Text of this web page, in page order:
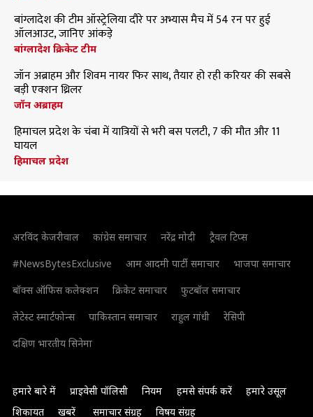
बांग्लादेश की टीम ऑस्ट्रेलिया दौरे पर अभ्यास मैच में 54 रन पर हुई
ऑलआउट, जानिए आंकड़े
बांग्लादेश क्रिकेट टीम
जॉन अब्राहम और शिवम नायर फिर साथ, तैयार हो रही करियर की सबसे
बड़ी एक्शन थ्रिलर
जॉन अब्राहम
हिमाचल प्रदेश के चंबा में यात्रियों से भरी बस पलटी, 7 की मौत और 11
घायल
हिमाचल प्रदेश
अरविंद केजरीवाल कांग्रेस समाचार नरेंद्र मोदी
ट्रैवल टिप्स
#NewsBytesExclusive
आम आदमी पार्टी समाचार
भाजपा समाचार
बॉक्स ऑफिस कलेक्शन
क्रिकेट समाचार
फुटबॉल समाचार
लेटेस्ट स्मार्टफोन्स
पाकिस्तान समाचार राहुल गांधी
रेसिपी
दक्षिण भारतीय सिनेमा
हमारे बारे में प्राइवेसी पॉलिसी नियम हमसे संपर्क करें
हमारे उसूल
शिकायत
खबरें समाचार संग्रह विषय संग्रह